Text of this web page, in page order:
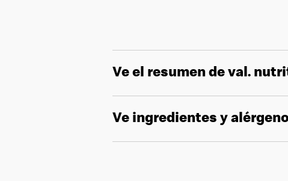
Ve el resumen de val.
Ve ingredientes y